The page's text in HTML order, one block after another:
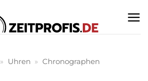
» Uhren » Chronographen